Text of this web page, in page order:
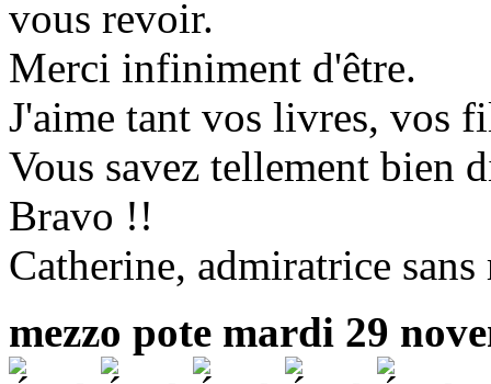
vous revoir.
Merci infiniment d'être.
J'aime tant vos livres, vos
Vous savez tellement bien
Bravo !!
Catherine, admiratrice sans
mezzo pote mardi 29